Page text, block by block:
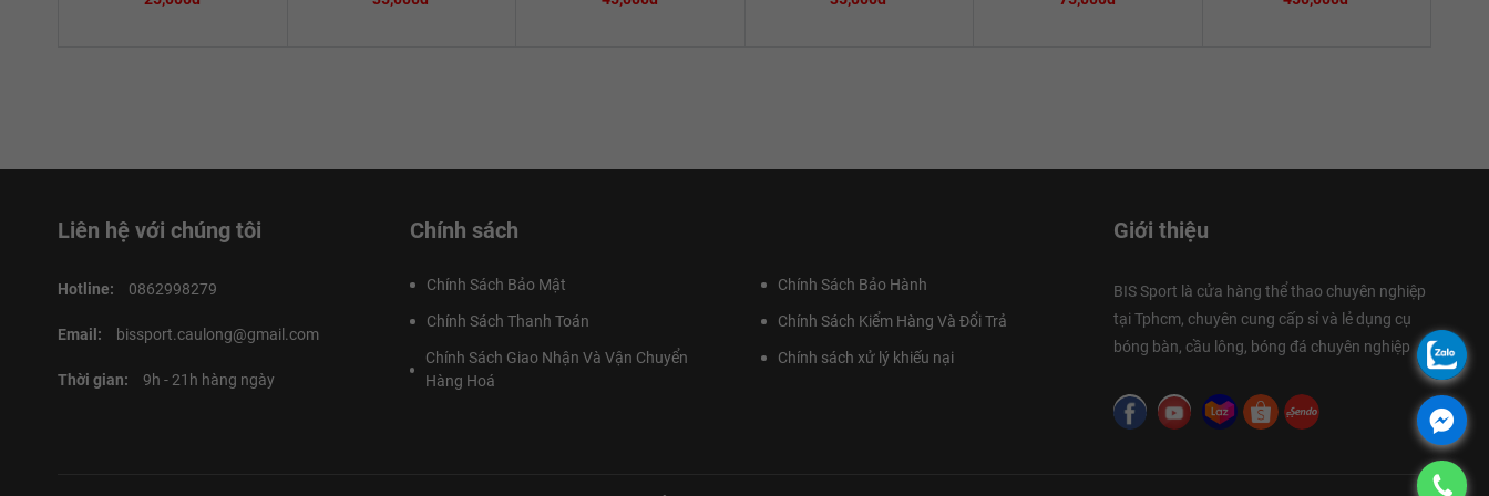
Liên hệ với chúng tôi
Hotline: 0862998279
Email: bissport.caulong@gmail.com
Thời gian: 9h - 21h hàng ngày
Chính sách
Chính Sách Bảo Mật Chính Sách Bảo Hành
Chính Sách Thanh Toán Chính Sách Kiểm Hàng Và Đổi Trả
Chính Sách Giao Nhận Và Vận Chuyển
Hàng Hoá
Chính sách xử lý khiếu nại
Giới thiệu
BIS Sport là cửa hàng thể thao chuyên nghiệp
tại Tphcm, chuyên cung cấp sỉ và lẻ dụng cụ
bóng bàn, cầu lông, bóng đá chuyên nghiệp